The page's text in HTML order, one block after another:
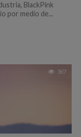
BlackPink
por medio de...
367